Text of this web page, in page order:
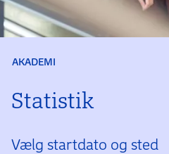
AKADEMI
Statistik
Vælg startdato og sted